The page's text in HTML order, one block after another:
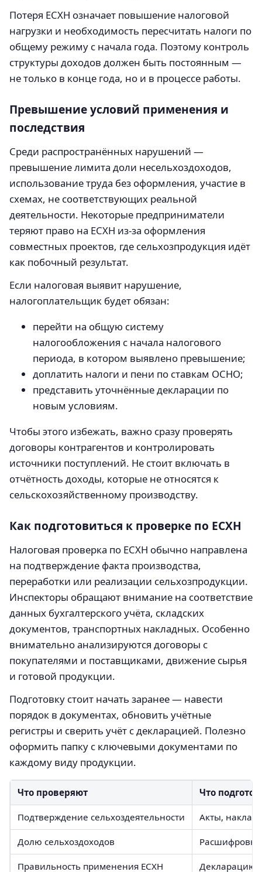
Потеря ЕСХН означает повышение налоговой
нагрузки и необходимость пересчитать налоги по
общему режиму с начала года. Поэтому контроль
структуры доходов должен быть постоянным —
не только в конце года, но и в процессе работы.
Превышение условий применения и
последствия
Среди распространённых нарушений —
превышение лимита доли несельхоздоходов,
использование труда без оформления, участие в
схемах, не соответствующих реальной
деятельности. Некоторые предприниматели
теряют право на ЕСХН из‑за оформления
совместных проектов, где сельхозпродукция идёт
как побочный результат.
Если налоговая выявит нарушение,
налогоплательщик будет обязан:
перейти на общую систему
налогообложения с начала налогового
периода, в котором выявлено превышение;
доплатить налоги и пени по ставкам ОСНО;
представить уточнённые декларации по
новым условиям.
Чтобы этого избежать, важно сразу проверять
договоры контрагентов и контролировать
источники поступлений. Не стоит включать в
отчётность доходы, которые не относятся к
сельскохозяйственному производству.
Как подготовиться к проверке по ЕСХН
Налоговая проверка по ЕСХН обычно направлена
на подтверждение факта производства,
переработки или реализации сельхозпродукции.
Инспекторы обращают внимание на соответствие
данных бухгалтерского учёта, складских
документов, транспортных накладных. Особенно
внимательно анализируются договоры с
покупателями и поставщиками, движение сырья
и готовой продукции.
Подготовку стоит начать заранее — навести
порядок в документах, обновить учётные
регистры и сверить учёт с декларацией. Полезно
оформить папку с ключевыми документами по
каждому виду продукции.
Что проверяют Что
Подтверждение сельхоздеятельности Акты,
Долю сельхоздоходов Расшифровку
Правильность применения ЕСХН Декларацию,